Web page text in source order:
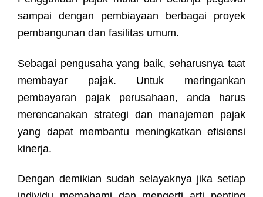
sampai dengan pembiayaan berbagai proyek
pembangunan dan fasilitas umum.
Sebagai pengusaha yang baik, seharusnya taat
membayar pajak. Untuk meringankan
pembayaran pajak perusahaan, anda harus
merencanakan strategi dan manajemen pajak
yang dapat membantu meningkatkan efisiensi
kinerja.
Dengan demikian sudah selayaknya jika setiap